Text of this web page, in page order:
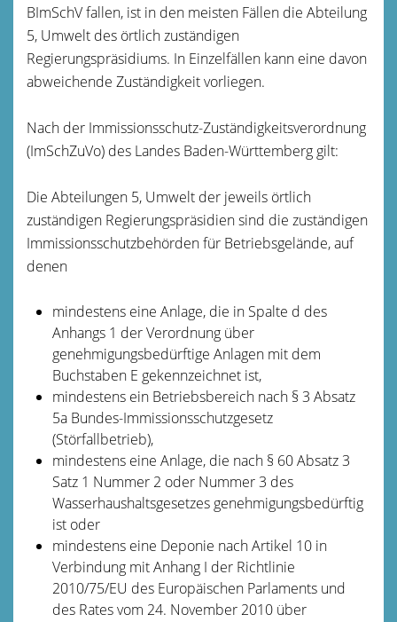
BImSchV fallen, ist in den meisten Fällen die Abteilung
5, Umwelt des örtlich zuständigen
Regierungspräsidiums. In Einzelfällen kann eine davon
abweichende Zuständigkeit vorliegen.
Nach der Immissionsschutz-Zuständigkeitsverordnung
(ImSchZuVo) des Landes Baden-Württemberg gilt:
Die Abteilungen 5, Umwelt der jeweils örtlich
zuständigen Regierungspräsidien sind die zuständigen
Immissionsschutzbehörden für Betriebsgelände, auf
denen
mindestens eine Anlage, die in Spalte d des
Anhangs 1 der Verordnung über
genehmigungsbedürftige Anlagen mit dem
Buchstaben E gekennzeichnet ist,
mindestens ein Betriebsbereich nach § 3 Absatz
5a Bundes-Immissionsschutzgesetz
(Störfallbetrieb),
mindestens eine Anlage, die nach § 60 Absatz 3
Satz 1 Nummer 2 oder Nummer 3 des
Wasserhaushaltsgesetzes genehmigungsbedürftig
ist oder
mindestens eine Deponie nach Artikel 10 in
Verbindung mit Anhang I der Richtlinie
2010/75/EU des Europäischen Parlaments und
des Rates vom 24. November 2010 über